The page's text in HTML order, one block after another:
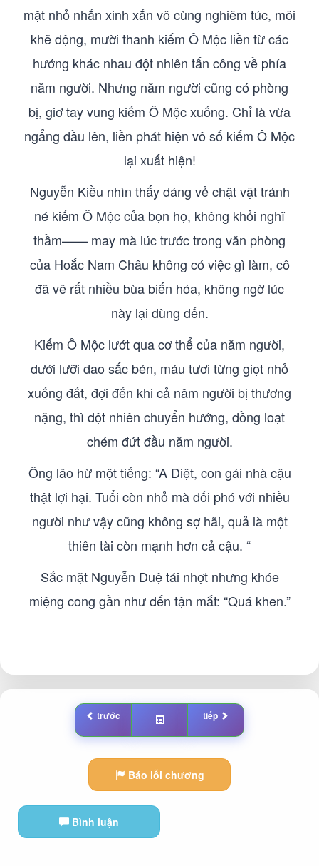
mặt nhỏ nhắn xinh xắn vô cùng nghiêm túc, môi
khẽ động, mười thanh kiếm Ô Mộc liền từ các
hướng khác nhau đột nhiên tấn công về phía
năm người. Nhưng năm người cũng có phòng
bị, giơ tay vung kiếm Ô Mộc xuống. Chỉ là vừa
ngẩng đầu lên, liền phát hiện vô số kiếm Ô Mộc
lại xuất hiện!
Nguyễn Kiều nhìn thấy dáng vẻ chật vật tránh
né kiếm Ô Mộc của bọn họ, không khỏi nghĩ
thầm—— may mà lúc trước trong văn phòng
của Hoắc Nam Châu không có việc gì làm, cô
đã vẽ rất nhiều bùa biến hóa, không ngờ lúc
này lại dùng đến.
Kiếm Ô Mộc lướt qua cơ thể của năm người,
dưới lưỡi dao sắc bén, máu tươi từng giọt nhỏ
xuống đất, đợi đến khi cả năm người bị thương
nặng, thì đột nhiên chuyển hướng, đồng loạt
chém đứt đầu năm người.
Ông lão hừ một tiếng: “A Diệt, con gái nhà cậu
thật lợi hại. Tuổi còn nhỏ mà đối phó với nhiều
người như vậy cũng không sợ hãi, quả là một
thiên tài còn mạnh hơn cả cậu. “
Sắc mặt Nguyễn Duệ tái nhợt nhưng khóe
miệng cong gần như đến tận mắt: “Quá khen.”
trước tiếp
Báo lỗi chương
Bình luận